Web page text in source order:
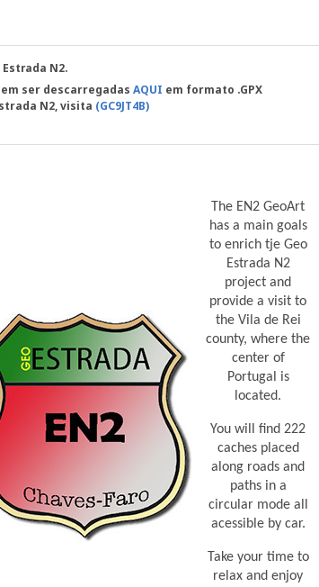
N2.
ser descarregadas AQUI em formato .GPX
N2, visita (GC9JT4B)
The EN2 GeoArt
has a main goals
to enrich tje Geo
Estrada N2
project and
provide a visit to
the Vila de Rei
county, where the
center of
Portugal is
located.
You will find 222
caches placed
along roads and
paths in a
circular mode all
acessible by car.
Take your time to
relax and enjoy